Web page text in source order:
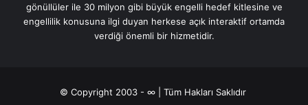
gönüllüler ile 30 milyon gibi büyük engelli hedef kitlesine ve
engellilik konusuna ilgi duyan herkese açık interaktif ortamda
verdiği önemli bir hizmetidir.
© Copyright 2003 - ∞ | Tüm Hakları Saklıdır